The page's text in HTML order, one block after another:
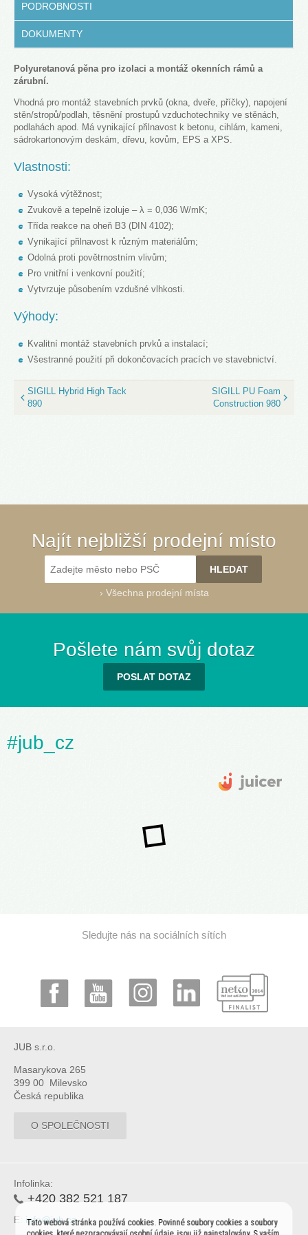
PODROBNOSTI
DOKUMENTY
Polyuretanová pěna pro izolaci a montáž okenních rámů a
zárubní.
Vhodná pro montáž stavebních prvků (okna, dveře, příčky), napojení
stěn/stropů/podlah, těsnění prostupů vzduchotechniky ve stěnách,
podlahách apod. Má vynikající přilnavost k betonu, cihlám, kameni,
sádrokartonovým deskám, dřevu, kovům, EPS a XPS.
Vlastnosti:
Vysoká výtěžnost;
Zvukově a tepelně izoluje – λ = 0,036 W/mK;
Třída reakce na oheň B3 (DIN 4102);
Vynikající přilnavost k různým materiálům;
Odolná proti povětrnostním vlivům;
Pro vnitřní i venkovní použití;
Vytvrzuje působením vzdušné vlhkosti.
Výhody:
Kvalitní montáž stavebních prvků a instalací;
Všestranné použití při dokončovacích pracích ve stavebnictví.
SIGILL Hybrid High Tack
890
SIGILL PU Foam
Construction 980
Najít nejbližší prodejní místo
› Všechna prodejní místa
Pošlete nám svůj dotaz
POSLAT DOTAZ
#jub_cz
Sledujte nás na sociálních sítích
JUB s.r.o.
Masarykova 265
399 00 Milevsko
Česká republika
O SPOLEČNOSTI
Infolinka:
+420 382 521 187
E: info@jub.cz
Tato webová stránka používá cookies. Povinné soubory cookies a soubory